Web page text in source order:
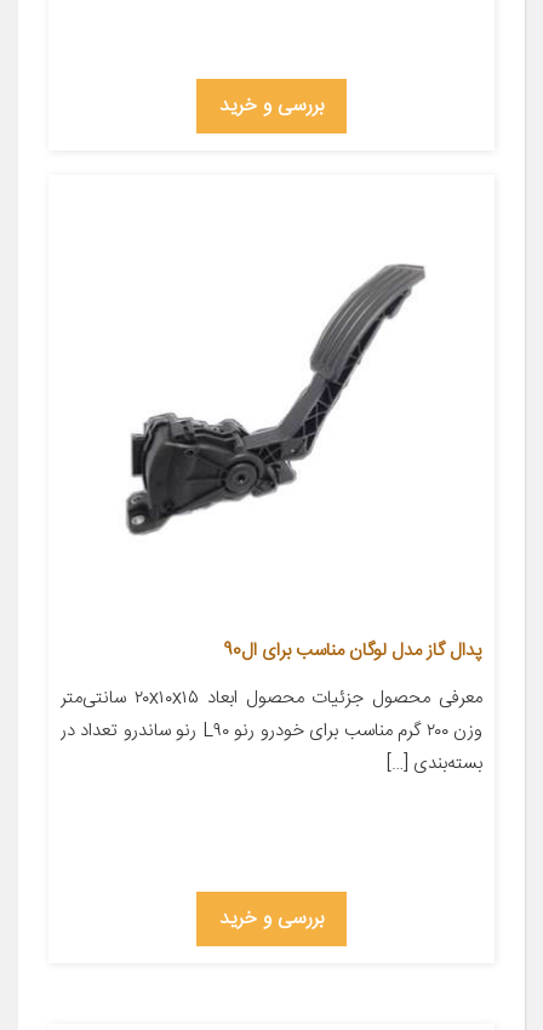
بررسی و خرید
پدال گاز مدل لوگان مناسب برای ال90
معرفی محصول جزئیات محصول ابعاد ۲۰x۱۰x۱۵ سانتی‌متر
وزن ۲۰۰ گرم مناسب برای خودرو رنو L۹۰ رنو ساندرو تعداد در
بسته‌بندی […]
بررسی و خرید